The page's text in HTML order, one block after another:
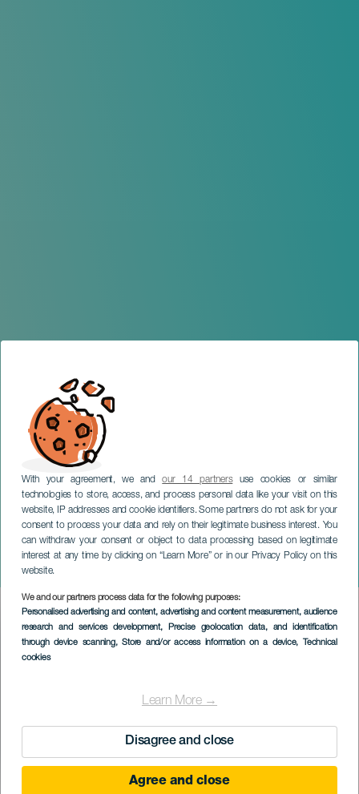
With your agreement, we andour 14 partnersuse cookies or similar
technologies to store, access, and process personal data like your visit on this
website, IP addresses and cookie identifiers. Some partners do not ask for your
consent to process your data and rely on their legitimate business interest. You
can withdraw your consent or object to data processing based on legitimate
interest at any time by clicking on “Learn More” or in our Privacy Policy on this
website.
We and our partners process data for the following purposes:
Personalised advertising and content, advertising and content measurement, audience
research and services development, Precise geolocation data, and identification
through device scanning, Store and/or access information on a device, Technical
cookies
Learn More →
Disagree and close
Agree and close
Romería ofrenda a
Santiago de los Caballeros
GRAN CANARIA
Imagen
Listado